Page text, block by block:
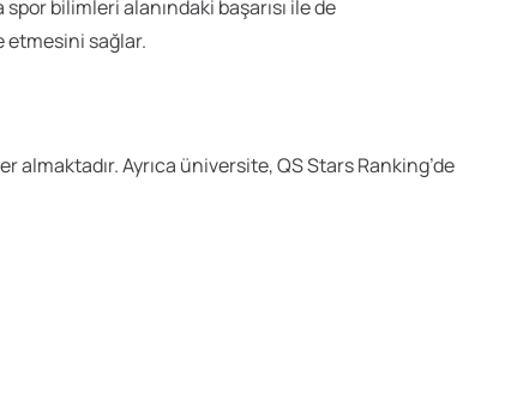
spor bilimleri alanındaki başarısı ile de
etmesini sağlar.
almaktadır. Ayrıca üniversite, QS Stars Ranking’de